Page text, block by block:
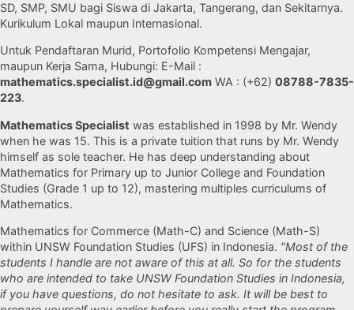
SD, SMP, SMU bagi Siswa di Jakarta, Tangerang, dan Sekitarnya.
Kurikulum Lokal maupun Internasional.
Untuk Pendaftaran Murid, Portofolio Kompetensi Mengajar,
maupun Kerja Sama, Hubungi: E-Mail :
mathematics.specialist.id@gmail.com WA : (+62) 08788-7835-
223.
Mathematics Specialist was established in 1998 by Mr. Wendy
when he was 15. This is a private tuition that runs by Mr. Wendy
himself as sole teacher. He has deep understanding about
Mathematics for Primary up to Junior College and Foundation
Studies (Grade 1 up to 12), mastering multiples curriculums of
Mathematics.
Mathematics for Commerce (Math-C) and Science (Math-S)
within UNSW Foundation Studies (UFS) in Indonesia. "Most of the
students I handle are not aware of this at all. So for the students
who are intended to take UNSW Foundation Studies in Indonesia,
if you have questions, do not hesitate to ask. It will be best to